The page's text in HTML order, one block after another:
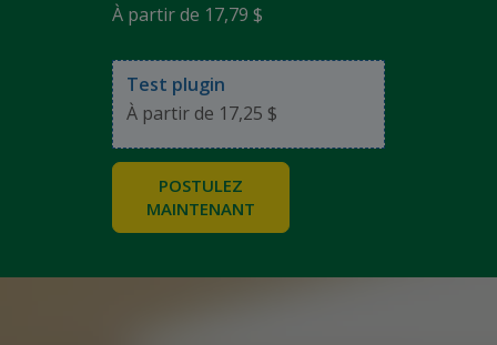
À partir de 17,79 $
Test plugin
À partir de 17,25 $
POSTULEZ
MAINTENANT